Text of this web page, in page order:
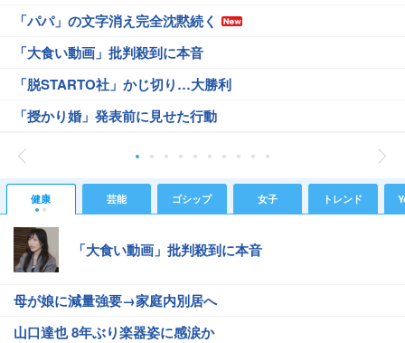
「パパ」の文字消え完全沈黙続く
「大食い動画」批判殺到に本音
「脱STARTO社」かじ切り…大勝利
「授かり婚」発表前に見せた行動
健康 芸能 ゴシップ 女子 トレンド
「大食い動画」批判殺到に本音
母が娘に減量強要→家庭内別居へ
山口達也 8年ぶり楽器姿に感涙か